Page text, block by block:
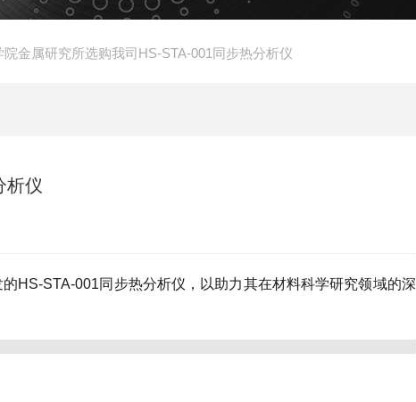
金属研究所选购我司HS-STA-001同步热分析仪
析仪
HS-STA-001同步热分析仪，以助力其在材料科学研究领域的深